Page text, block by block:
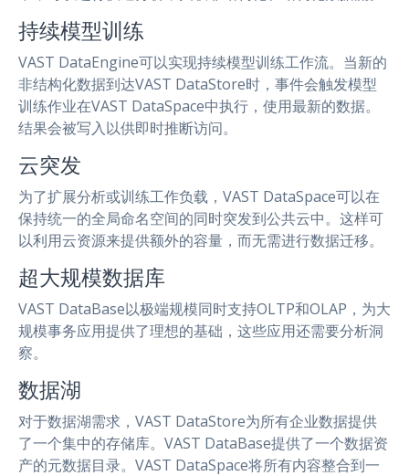
持续模型训练
VAST DataEngine可以实现持续模型训练工作流。当新的
非结构化数据到达VAST DataStore时，事件会触发模型
训练作业在VAST DataSpace中执行，使用最新的数据。
结果会被写入以供即时推断访问。
云突发
为了扩展分析或训练工作负载，VAST DataSpace可以在
保持统一的全局命名空间的同时突发到公共云中。这样可
以利用云资源来提供额外的容量，而无需进行数据迁移。
超大规模数据库
VAST DataBase以极端规模同时支持OLTP和OLAP，为大
规模事务应用提供了理想的基础，这些应用还需要分析洞
察。
数据湖
对于数据湖需求，VAST DataStore为所有企业数据提供
了一个集中的存储库。VAST DataBase提供了一个数据资
产的元数据目录。VAST DataSpace将所有内容整合到一